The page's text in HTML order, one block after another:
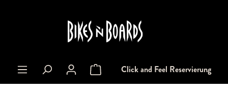
Warenkorb enthält 0 Positionen. Der
Click and Feel Reservierung